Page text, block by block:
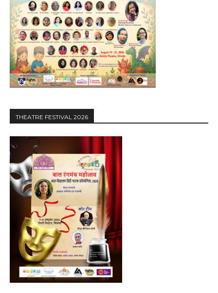
THEATRE FESTIVAL 2026